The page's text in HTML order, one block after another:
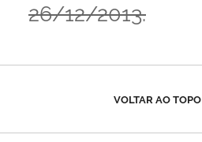
26/12/2013.
VOLTAR AO TOPO